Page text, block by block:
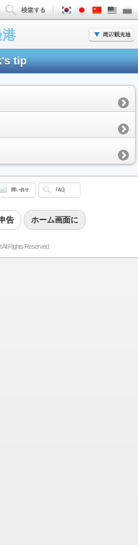
tip
告 ホーム画面に
Rights Reserved